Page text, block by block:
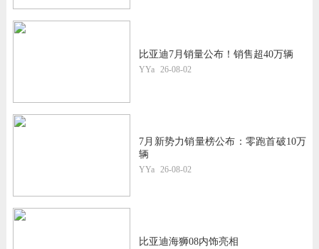
比亚迪7月销量公布！销售超40万辆
YYa 26-08-02
7月新势力销量榜公布：零跑首破10万
辆
YYa 26-08-02
比亚迪海狮08内饰亮相